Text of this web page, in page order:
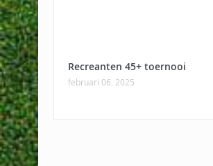
Recreanten 45+ toernooi
februari 06, 2025